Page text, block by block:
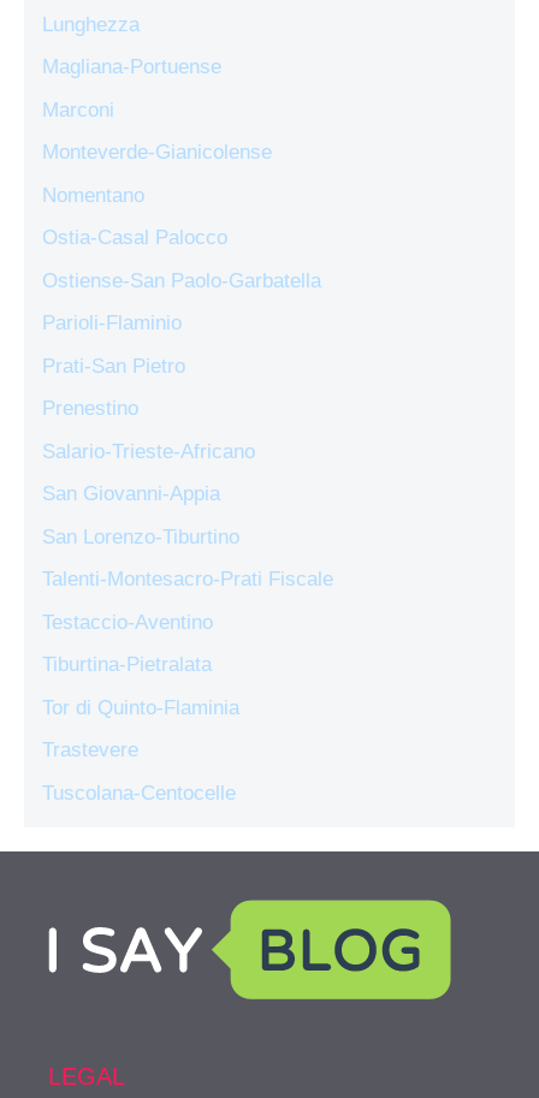
Lunghezza
Magliana-Portuense
Marconi
Monteverde-Gianicolense
Nomentano
Ostia-Casal Palocco
Ostiense-San Paolo-Garbatella
Parioli-Flaminio
Prati-San Pietro
Prenestino
Salario-Trieste-Africano
San Giovanni-Appia
San Lorenzo-Tiburtino
Talenti-Montesacro-Prati Fiscale
Testaccio-Aventino
Tiburtina-Pietralata
Tor di Quinto-Flaminia
Trastevere
Tuscolana-Centocelle
LEGAL